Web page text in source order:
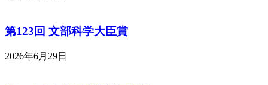
第123回 文部科学大臣賞
2026年6月29日